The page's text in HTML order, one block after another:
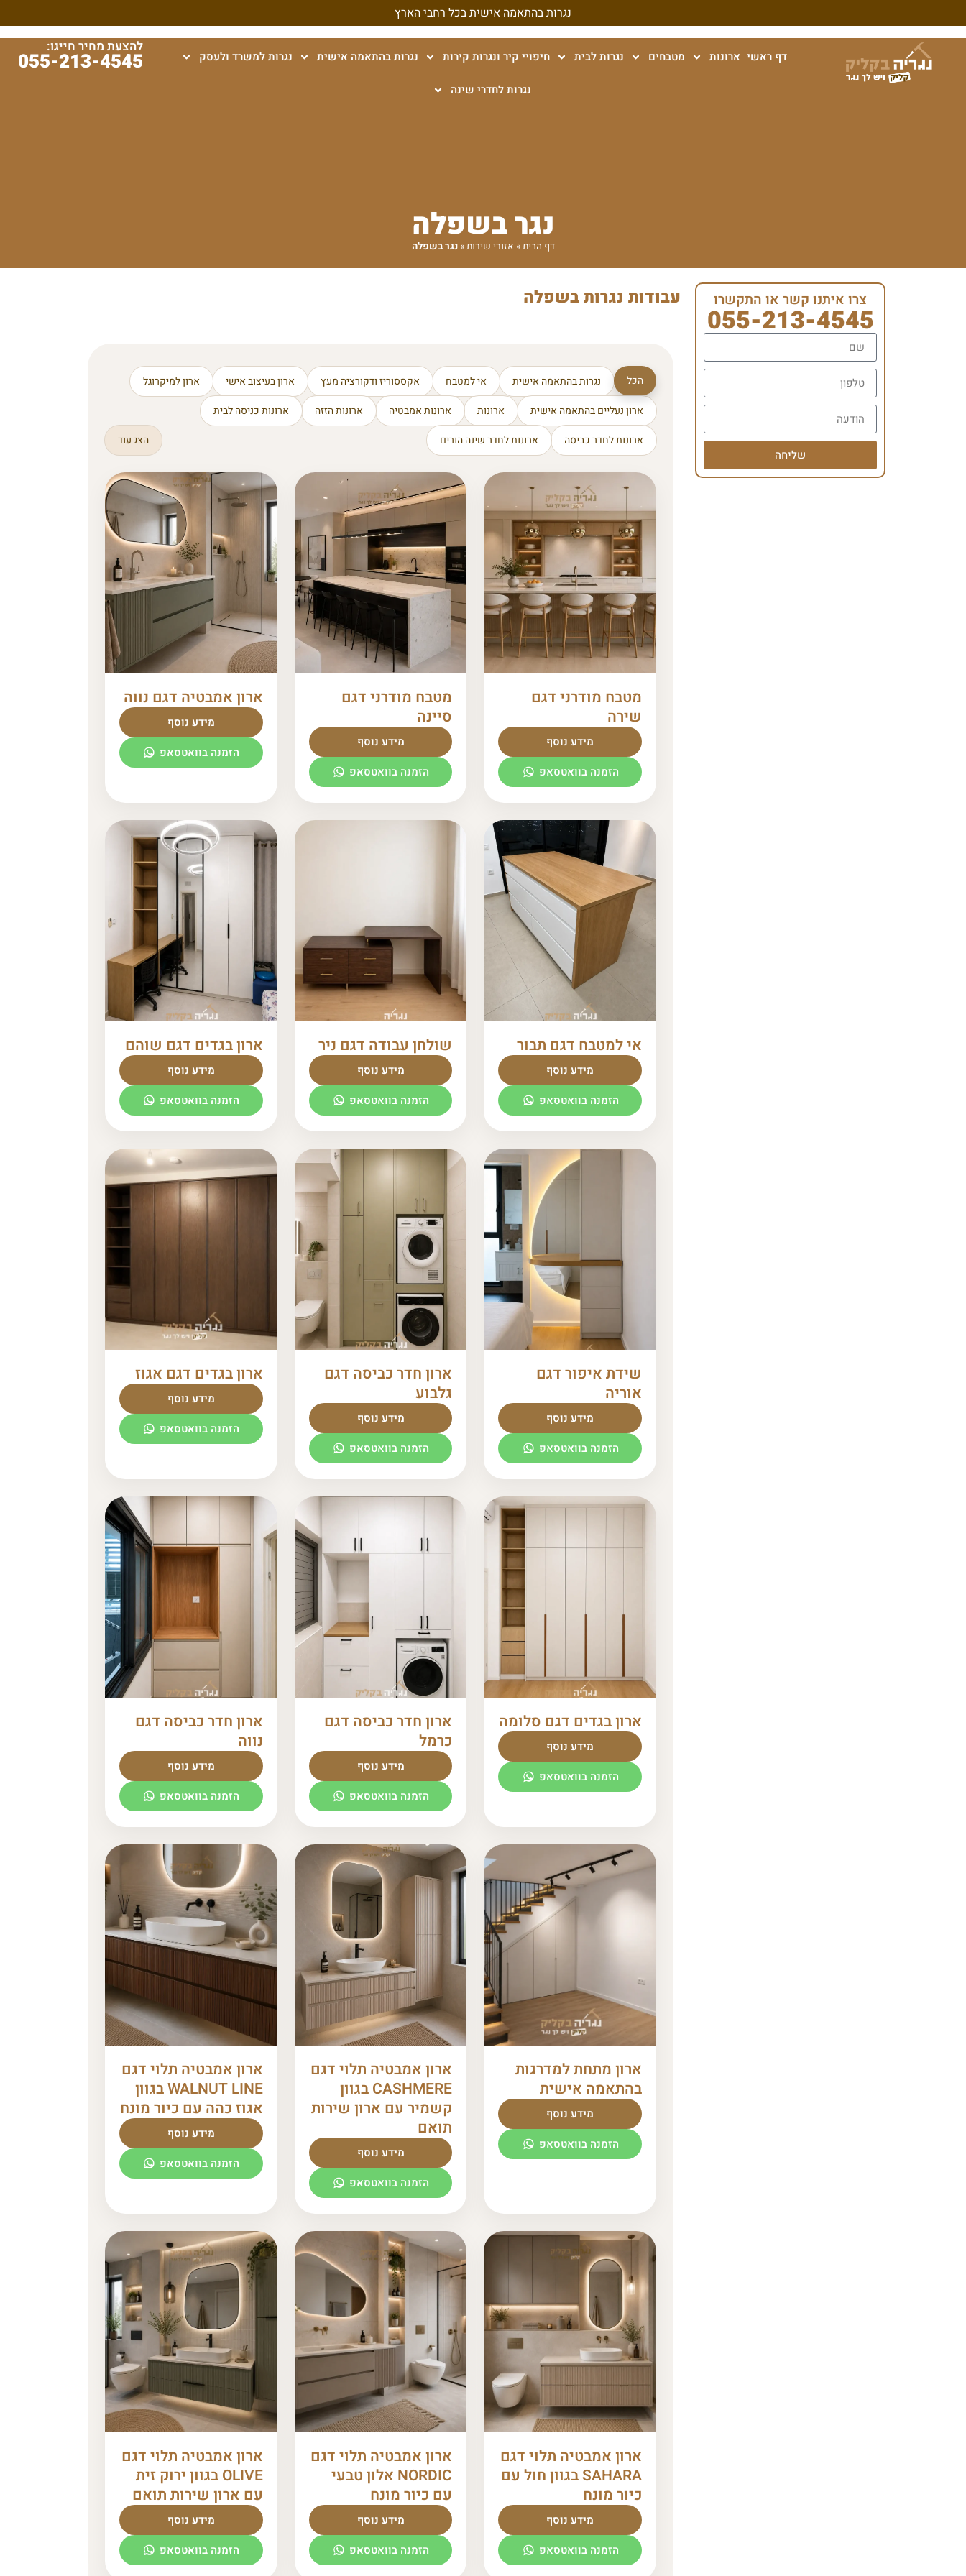
נגרות בהתאמה אישית בכל רחבי הארץ
דף ראשי ארונות מטבחים נגרות לבית חיפויי קיר ונגרות קירות נגרות בהתאמה אישית נגרות למשרד ולעסק
נגרות לחדרי שינה
להצעת מחיר חייגו:
055-213-4545
נגר בשפלה
דף הבית» אזורי שירות»נגר בשפלה
צרו איתנו קשר או התקשרו
055-213-4545
שליחה
עבודות נגרות בשפלה
הכל נגרות בהתאמה אישית אי למטבח אקססוריז ודקורציה מעץ ארון בעיצוב אישי
ארון למיקרוגל
ארון נעליים בהתאמה אישית
ארונות ארונות אמבטיה ארונות הזזה
ארונות כניסה לבית
ארונות לחדר כביסה
ארונות לחדר שינה הורים הצג עוד
מטבח מודרני דגם
שירה
מידע נוסף
הזמנה בוואטסאפ
מטבח מודרני דגם
סיינה
מידע נוסף
הזמנה בוואטסאפ
ארון אמבטיה דגם נווה
מידע נוסף
הזמנה בוואטסאפ
אי למטבח דגם תבור
מידע נוסף
הזמנה בוואטסאפ
שולחן עבודה דגם ניר
מידע נוסף
הזמנה בוואטסאפ
ארון בגדים דגם שוהם
מידע נוסף
הזמנה בוואטסאפ
שידת איפור דגם
אוריה
מידע נוסף
הזמנה בוואטסאפ
ארון חדר כביסה דגם
גלבוע
מידע נוסף
הזמנה בוואטסאפ
ארון בגדים דגם אגוז
מידע נוסף
הזמנה בוואטסאפ
ארון בגדים דגם סלומה
מידע נוסף
הזמנה בוואטסאפ
ארון חדר כביסה דגם
כרמל
מידע נוסף
הזמנה בוואטסאפ
ארון חדר כביסה דגם
נווה
מידע נוסף
הזמנה בוואטסאפ
ארון מתחת למדרגות
בהתאמה אישית
מידע נוסף
הזמנה בוואטסאפ
ארון אמבטיה תלוי דגם
CASHMERE בגוון
קשמיר עם ארון שירות
תואם
מידע נוסף
הזמנה בוואטסאפ
ארון אמבטיה תלוי דגם
WALNUT LINE בגוון
אגוז כהה עם כיור מונח
מידע נוסף
הזמנה בוואטסאפ
ארון אמבטיה תלוי דגם
SAHARA בגוון חול עם
כיור מונח
מידע נוסף
הזמנה בוואטסאפ
ארון אמבטיה תלוי דגם
NORDIC אלון טבעי
עם כיור מונח
מידע נוסף
הזמנה בוואטסאפ
ארון אמבטיה תלוי דגם
OLIVE בגוון ירוק זית
עם ארון שירות תואם
מידע נוסף
הזמנה בוואטסאפ